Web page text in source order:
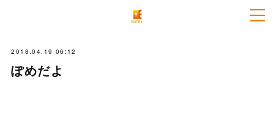
2018.04.19 06:12
ぽめだよ